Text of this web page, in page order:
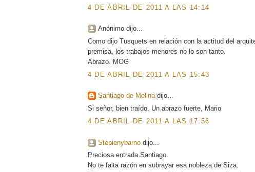
4 DE ABRIL DE 2011 A LAS 14:14
Anónimo dijo...
Como dijo Tusquets en relación con la actitud del
premisa, los trabajos menores no lo son tanto.
Abrazo. MOG
4 DE ABRIL DE 2011 A LAS 15:43
Santiago de Molinadijo...
Si señor, bien traído. Un abrazo fuerte, Mario
4 DE ABRIL DE 2011 A LAS 17:56
Stepienybarnodijo...
Preciosa entrada Santiago.
No te falta razón en subrayar esa nobleza de Siza.